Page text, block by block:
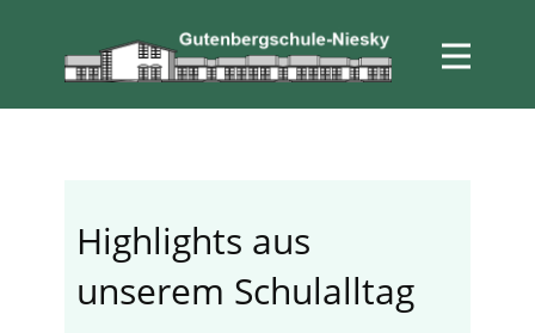
Highlights aus
unserem Schulalltag